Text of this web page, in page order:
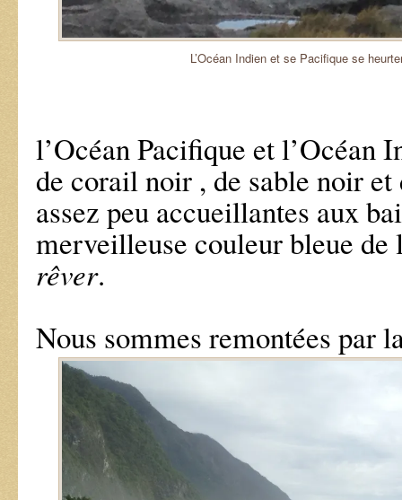
L’Océan Indien et se Pacifique se
l’Océan Pacifique et l’Océan
de corail noir , de sable noir et
assez peu accueillantes aux
merveilleuse couleur bleue de
rêver.
Nous sommes remontées par